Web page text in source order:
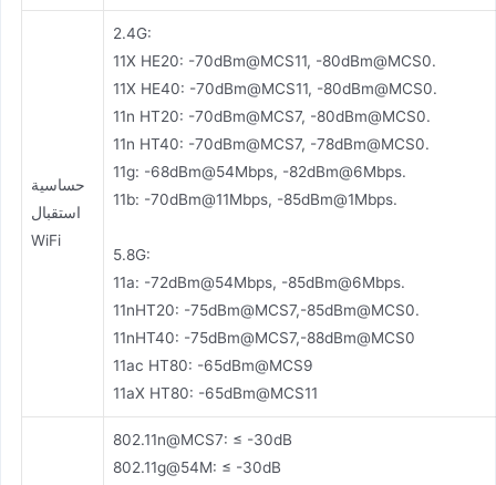
حساسية
استقبال
WiFi
2.4G:
11X HE20: -70dBm@MCS11, -80dBm@MCS0.
11X HE40: -70dBm@MCS11, -80dBm@MCS0.
11n HT20: -70dBm@MCS7, -80dBm@MCS0.
11n HT40: -70dBm@MCS7, -78dBm@MCS0.
11g: -68dBm@54Mbps, -82dBm@6Mbps.
11b: -70dBm@11Mbps, -85dBm@1Mbps.
5.8G:
11a: -72dBm@54Mbps, -85dBm@6Mbps.
11nHT20: -75dBm@MCS7,-85dBm@MCS0.
11nHT40: -75dBm@MCS7,-88dBm@MCS0
11ac HT80: -65dBm@MCS9
11aX HT80: -65dBm@MCS11
802.11n@MCS7: ≤ -30dB
802.11g@54M: ≤ -30dB